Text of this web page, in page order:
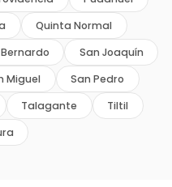
Quinta Normal
San Joaquín
Miguel
San Pedro
Talagante
Tiltil